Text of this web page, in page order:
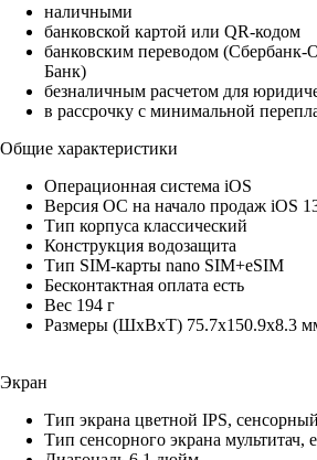
наличными
банковской картой или QR-кодом
банковским переводом
Банк)
безналичным расчетом для
в рассрочку с минимальной
Общие характеристики
Операционная система iOS
Версия ОС на начало продаж iOS
Тип корпуса классический
Конструкция водозащита
Тип SIM-карты nano SIM+eSIM
Бесконтактная оплата есть
Вес 194 г
Размеры (ШxВxТ) 75.7x150.9x8.3
Экран
Тип экрана цветной IPS, сенсорный
Тип сенсорного экрана мультитач,